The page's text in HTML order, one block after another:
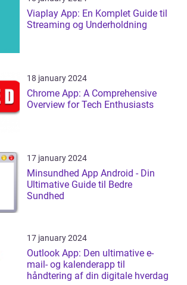
Viaplay App: En Komplet Guide til
Streaming og Underholdning
18 january 2024
Chrome App: A Comprehensive
Overview for Tech Enthusiasts
17 january 2024
Minsundhed App Android - Din
Ultimative Guide til Bedre
Sundhed
17 january 2024
Outlook App: Den ultimative e-
mail- og kalenderapp til
håndtering af din digitale hverdag